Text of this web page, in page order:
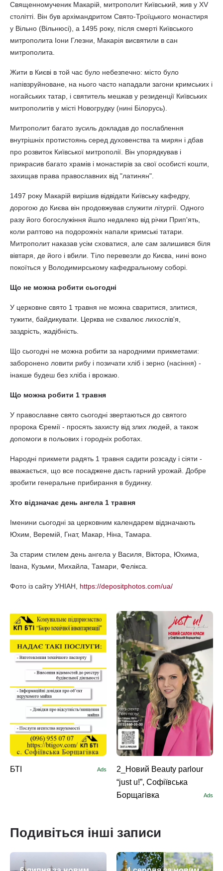
Священномученик Макарій, митрополит Київський, жив у XV
столітті. Він був архімандритом Свято-Троїцького монастиря
у Вільно (Вільнюсі), а 1495 року, після смерті Київського
митрополита Іони Глезни, Макарія висвятили в сан
митрополита.
Жити в Києві в той час було небезпечно: місто було
напівзруйноване, на нього часто нападали загони кримських і
ногайських татар, і святитель мешкав у резиденції Київських
митрополитів у місті Новогрудку (нині Білорусь).
Митрополит багато зусиль докладав до послаблення
внутрішніх протистоянь серед духовенства та мирян і дбав
про розвиток Київської митрополії. Він упорядкував і
прикрасив багато храмів і монастирів за свої особисті кошти,
захищав права православних від "латинян".
1497 року Макарій вирішив відвідати Київську кафедру,
дорогою до Києва він продовжував служити літургії. Одного
разу його богослужіння йшло недалеко від річки Прип'ять,
коли раптово на подорожніх напали кримські татари.
Митрополит наказав усім сховатися, але сам залишився біля
вівтаря, де його і вбили. Тіло перевезли до Києва, нині воно
покоїться у Володимирському кафедральному соборі.
Що не можна робити сьогодні
У церковне свято 1 травня не можна сваритися, злитися,
тужити, байдикувати. Церква не схвалює лихослів'я,
заздрість, жадібність.
Що сьогодні не можна робити за народними прикметами:
заборонено ловити рибу і позичати хліб і зерно (насіння) -
інакше будеш без хліба і врожаю.
Що можна робити 1 травня
У православне свято сьогодні звертаються до святого
пророка Єремії - просять захисту від злих людей, а також
допомоги в польових і городніх роботах.
Народні прикмети радять 1 травня садити розсаду і сіяти -
вважається, що все посаджене дасть гарний урожай. Добре
зробити генеральне прибирання в будинку.
Хто відзначає день ангела 1 травня
Іменини сьогодні за церковним календарем відзначають
Юхим, Веремій, Гнат, Макар, Ніна, Тамара.
За старим стилем день ангела у Василя, Віктора, Юхима,
Івана, Кузьми, Михайла, Тамари, Фелікса.
Фото із сайту УНІАН, https://depositphotos.com/ua/
БТІ Ads
2_Новий Beauty parlour
“just u!”, Софіївська
Борщагівка
Ads
Подивіться інші записи